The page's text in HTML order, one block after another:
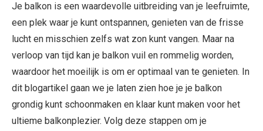
Je balkon is een waardevolle uitbreiding van je leefruimte,
een plek waar je kunt ontspannen, genieten van de frisse
lucht en misschien zelfs wat zon kunt vangen. Maar na
verloop van tijd kan je balkon vuil en rommelig worden,
waardoor het moeilijk is om er optimaal van te genieten. In
dit blogartikel gaan we je laten zien hoe je je balkon
grondig kunt schoonmaken en klaar kunt maken voor het
ultieme balkonplezier. Volg deze stappen om je